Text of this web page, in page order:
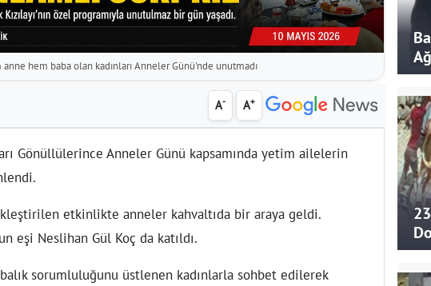
anne hem baba olan kadınları Anneler Günü'nde unutmadı
A- A+
Gönüllülerince Anneler Günü kapsamında yetim ailelerin
etkinlikte anneler kahvaltıda bir araya geldi.
eşi Neslihan Gül Koç da katıldı.
sorumluluğunu üstlenen kadınlarla sohbet edilerek